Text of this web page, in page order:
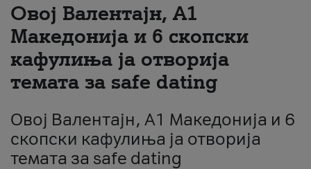
Овој Валентајн, A1
Македонија и 6 скопски
кафулиња ја отворија
темата за safe dating
Овој Валентајн, A1 Македонија и 6
скопски кафулиња ја отворија
темата за safe dating